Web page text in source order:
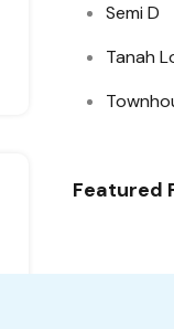
Semi D
Tanah
Featured